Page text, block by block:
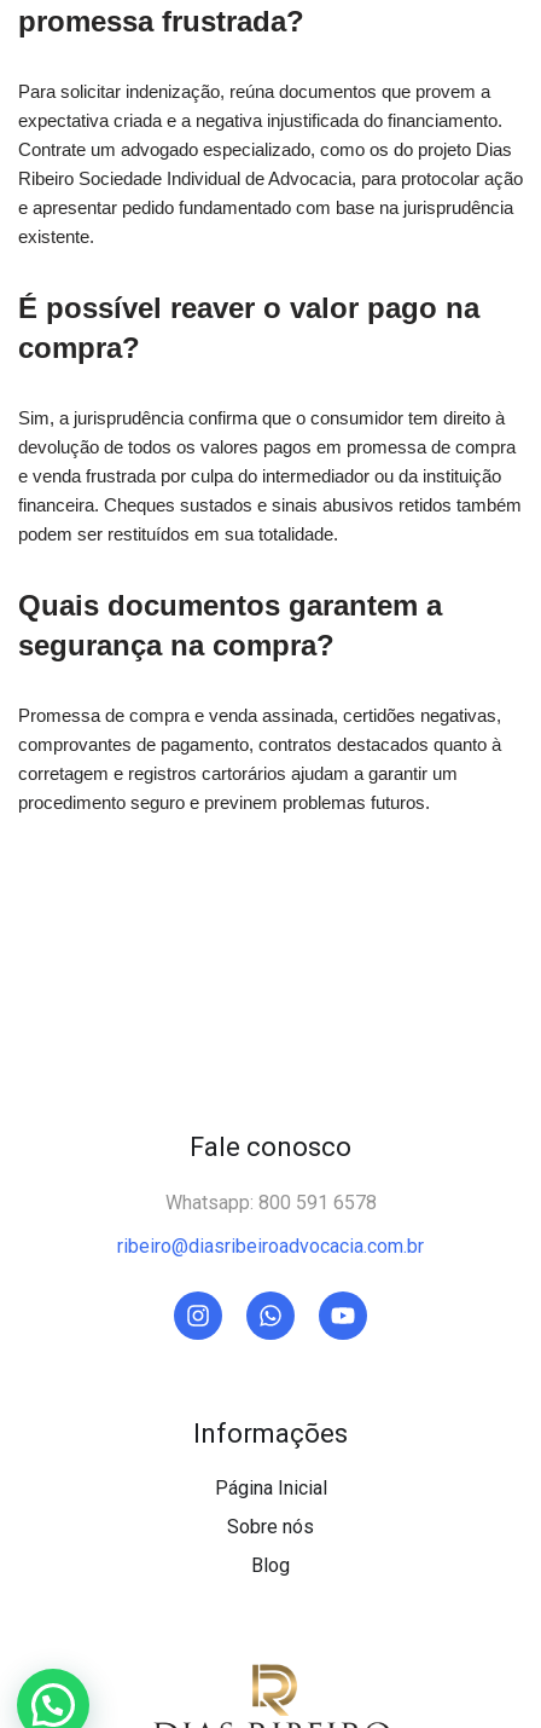
promessa frustrada?
Para solicitar indenização, reúna documentos que provem a
expectativa criada e a negativa injustificada do financiamento.
Contrate um advogado especializado, como os do projeto Dias
Ribeiro Sociedade Individual de Advocacia, para protocolar ação
e apresentar pedido fundamentado com base na jurisprudência
existente.
É possível reaver o valor pago na
compra?
Sim, a jurisprudência confirma que o consumidor tem direito à
devolução de todos os valores pagos em promessa de compra
e venda frustrada por culpa do intermediador ou da instituição
financeira. Cheques sustados e sinais abusivos retidos também
podem ser restituídos em sua totalidade.
Quais documentos garantem a
segurança na compra?
Promessa de compra e venda assinada, certidões negativas,
comprovantes de pagamento, contratos destacados quanto à
corretagem e registros cartorários ajudam a garantir um
procedimento seguro e previnem problemas futuros.
Informações
Página Inicial
Sobre nós
Blog
Fale conosco
Whatsapp: 800 591 6578
ribeiro@diasribeiroadvocacia.com.br